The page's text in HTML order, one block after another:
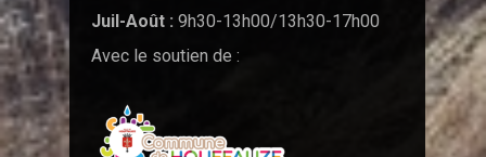
Juil-Août : 9h30-13h00/13h30-17h00
Avec le soutien de :